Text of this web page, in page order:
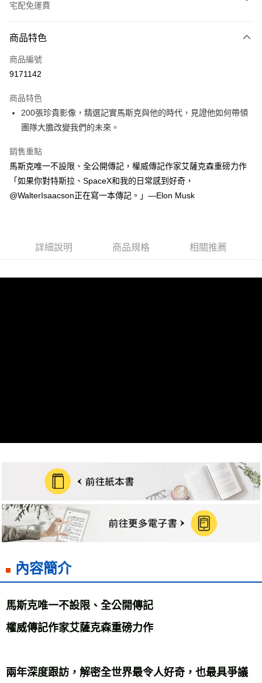
宅配免運費
信用卡一次付款
LINE Pay
街口支付
悠遊付
ATM付款
運送方式
宅配
數位商品離島免運
商品特色
商品編號
9171142
商品特色
200張珍貴影像，精選記實馬斯克與他的時代，見證他如何帶領
團隊大膽改變我們的未來。
銷售重點
馬斯克唯一不設限、全公開傳記，權威傳記作家艾薩克森重磅力作
「如果你對特斯拉、SpaceX和我的日常感到好奇，
@WalterIsaacson正在寫一本傳記。」—Elon Musk
詳細說明 商品規格 相關推薦
內容簡介
馬斯克唯一不設限、全公開傳記
權威傳記作家艾薩克森重磅力作
兩年深度跟訪，解密全世界最令人好奇，也最具爭議